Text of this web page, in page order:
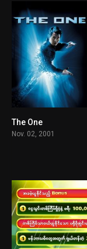
The One
Nov. 02, 2001